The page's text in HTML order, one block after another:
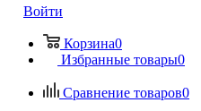
Войти
Корзина0
Избранные товары0
Сравнение товаров0